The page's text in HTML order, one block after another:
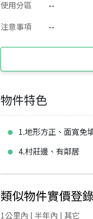
使用分區
--
注意事項
--
物件特色
1.地形方正、面寬免
4.村莊邊、有鄰居
類似物件實價登錄
1公里內 | 半年內 | 其它